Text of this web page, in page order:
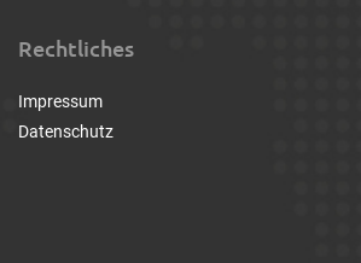
Rechtliches
Impressum
Datenschutz